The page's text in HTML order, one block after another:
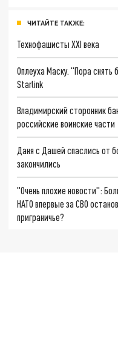
ЧИТАЙТЕ ТАКЖЕ:
Технофашисты XXI века
Оплеуха Маску. "Пора снять
Starlink
Владимирский сторонник
российские воинские части
Даня с Дашей спаслись от
закончились
"Очень плохие новости":
НАТО впервые за СВО
приграничье?